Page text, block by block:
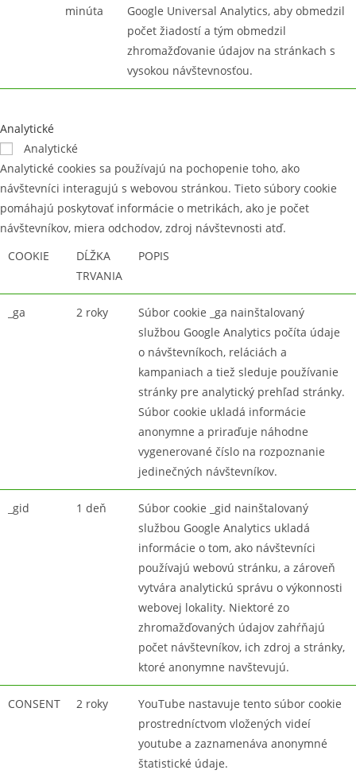
minúta
Google Universal Analytics, aby obmedzil
počet žiadostí a tým obmedzil
zhromažďovanie údajov na stránkach s
vysokou návštevnosťou.
Analytické
Analytické
Analytické cookies sa používajú na pochopenie toho, ako
návštevníci interagujú s webovou stránkou. Tieto súbory cookie
pomáhajú poskytovať informácie o metrikách, ako je počet
návštevníkov, miera odchodov, zdroj návštevnosti atď.
COOKIE
DĹŽKA
TRVANIA
POPIS
_ga 2 roky
Súbor cookie _ga nainštalovaný
službou Google Analytics počíta údaje
o návštevníkoch, reláciách a
kampaniach a tiež sleduje používanie
stránky pre analytický prehľad stránky.
Súbor cookie ukladá informácie
anonymne a priraďuje náhodne
vygenerované číslo na rozpoznanie
jedinečných návštevníkov.
_gid 1 deň
Súbor cookie _gid nainštalovaný
službou Google Analytics ukladá
informácie o tom, ako návštevníci
používajú webovú stránku, a zároveň
vytvára analytickú správu o výkonnosti
webovej lokality. Niektoré zo
zhromažďovaných údajov zahŕňajú
počet návštevníkov, ich zdroj a stránky,
ktoré anonymne navštevujú.
CONSENT 2 roky
YouTube nastavuje tento súbor cookie
prostredníctvom vložených videí
youtube a zaznamenáva anonymné
štatistické údaje.